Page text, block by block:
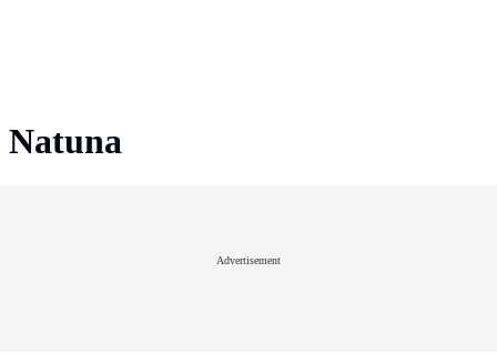
Natuna
Advertisement